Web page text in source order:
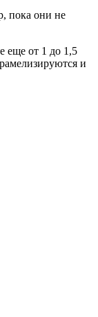
пока они не
еще от 1 до 1,5
и